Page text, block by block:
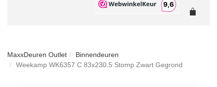
MaxxDeuren Outlet
Binnendeuren
Weekamp WK6357 C 83x230.5 Stomp Zwart Gegrond